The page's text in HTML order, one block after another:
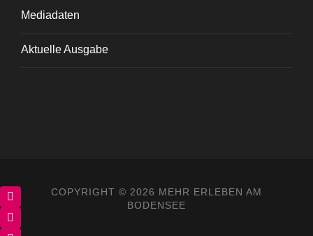
Mediadaten
Aktuelle Ausgabe
COPYRIGHT © 2026 MEHR ERLEBEN AM
BODENSEE